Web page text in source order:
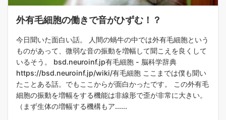
外有毛細胞の働きで音がひずむ！？
今日聞いた面白い話。 人間の蝸牛の中では外有毛細胞という
ものがあって、微弱な音の振動を増幅して聞こえを良くして
いるそう。 bsd.neuroinf.jp有毛細胞 - 脳科学辞典
https://bsd.neuroinf.jp/wiki/有毛細胞 ここまでは僕も聞い
たことある話。でもここからが面白かったです。 この外有毛
細胞の振動を増幅をする機能は非線形で歪が非常に大きい。
（まず生体の増幅する機構もア......